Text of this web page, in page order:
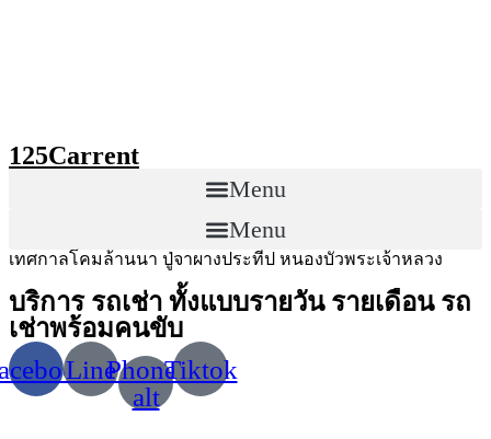
125Carrent
Menu
Menu
เทศกาลโคมล้านนา ปู่จาผางประทีป หนองบัวพระเจ้าหลวง
บริการ รถเช่า ทั้งแบบรายวัน รายเดือน รถ
เช่าพร้อมคนขับ
LinePhone-
alt
Tiktok